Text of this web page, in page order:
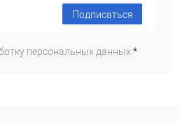
Подписаться
персональных данных.*